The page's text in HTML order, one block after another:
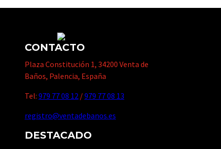
CONTACTO
Plaza Constitución 1, 34200 Venta de
Baños, Palencia, España
Tel: 979 77 08 12 /979 77 08 13
registro@ventadebanos.es
DESTACADO